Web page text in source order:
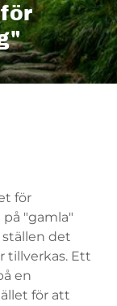
för
"gamla"
det
tillverkas. Ett
en
för att